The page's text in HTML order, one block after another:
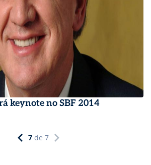
keynote no SBF 2014
7 de 7